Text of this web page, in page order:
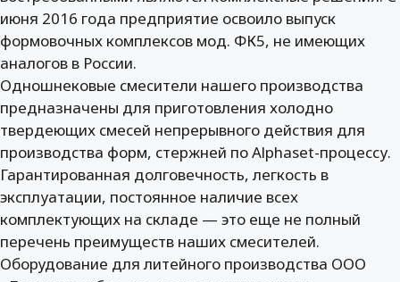
июня 2016 года предприятие освоило выпуск
формовочных комплексов мод. ФК5, не имеющих
аналогов в России.
Одношнековые смесители нашего производства
предназначены для приготовления холодно
твердеющих смесей непрерывного действия для
производства форм, стержней по Alphaset-процессу.
Гарантированная долговечность, легкость в
эксплуатации, постоянное наличие всех
комплектующих на складе — это еще не полный
перечень преимуществ наших смесителей.
Оборудование для литейного производства ООО